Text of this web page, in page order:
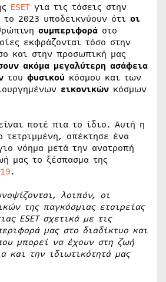
ESET για τις τάσεις στην
το 2023 υποδεικνύουν ότι οι
συμπεριφορά στο
εκφράζονται τόσο στην
και στην προσωπική μας
ακόμα μεγαλύτερη ασάφεια
του φυσικού κόσμου και των
εικονικών κόσμων
ποτέ πια το ίδιο. Αυτή η
τετριμμένη, απέκτησε ένα
νόημα μετά την ανατροπή
μας το ξέσπασμα της
.
λοιπόν, οι
της παγκόσμιας εταιρείας
ESETσχετικά με τις
μας στο διαδίκτυο και
μπορεί να έχουν στη ζωή
και την ιδιωτικότητά μας